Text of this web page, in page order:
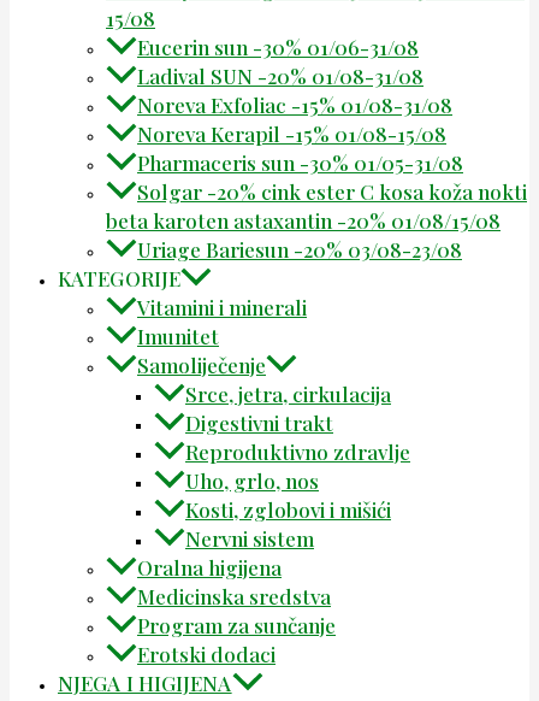
15/08
Eucerin sun -30% 01/06-31/08
Ladival SUN -20% 01/08-31/08
Noreva Exfoliac -15% 01/08-31/08
Noreva Kerapil -15% 01/08-15/08
Pharmaceris sun -30% 01/05-31/08
Solgar -20% cink ester C kosa koža nokti
beta karoten astaxantin -20% 01/08/15/08
Uriage Bariesun -20% 03/08-23/08
KATEGORIJE
Vitamini i minerali
Imunitet
Samoliječenje
Srce, jetra, cirkulacija
Digestivni trakt
Reproduktivno zdravlje
Uho, grlo, nos
Kosti, zglobovi i mišići
Nervni sistem
Oralna higijena
Medicinska sredstva
Program za sunčanje
Erotski dodaci
NJEGA I HIGIJENA